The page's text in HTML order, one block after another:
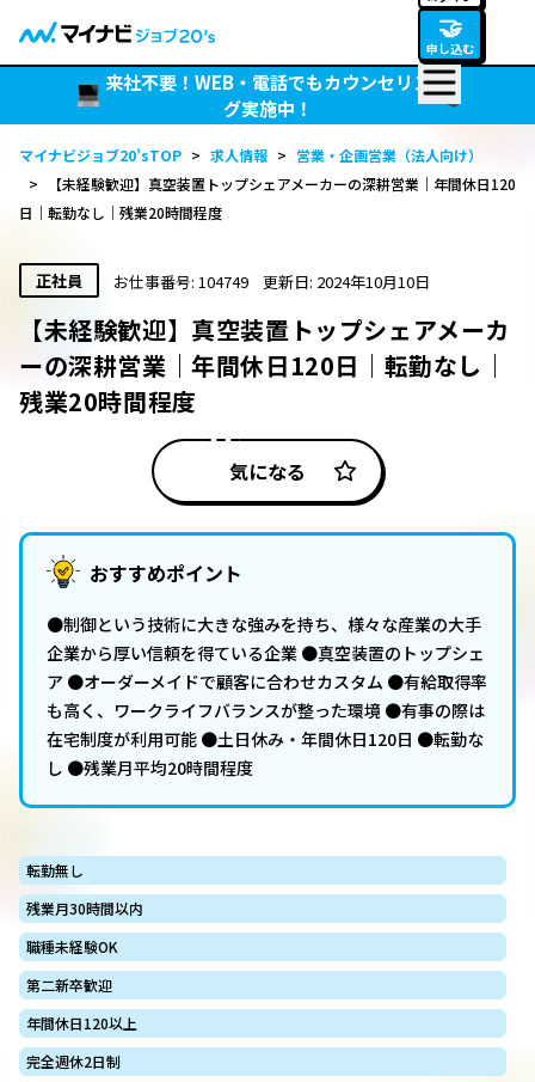
🤝
申し込む
来社不要！WEB・電話でもカウンセリン
グ実施中！
マイナビジョブ20’sTOP > 求人情報 > 営業・企画営業（法人向け）
>
【未経験歓迎】真空装置トップシェアメーカーの深耕営業｜年間休日120
日｜転勤なし｜残業20時間程度
正社員 お仕事番号: 104749 更新日: 2024年10月10日
【未経験歓迎】真空装置トップシェアメーカ
ーの深耕営業｜年間休日120日｜転勤なし｜
残業20時間程度
気になる
おすすめポイント
●制御という技術に大きな強みを持ち、様々な産業の大手
企業から厚い信頼を得ている企業 ●真空装置のトップシェ
ア ●オーダーメイドで顧客に合わせカスタム ●有給取得率
も高く、ワークライフバランスが整った環境 ●有事の際は
在宅制度が利用可能 ●土日休み・年間休日120日 ●転勤な
し ●残業月平均20時間程度
転勤無し
残業月30時間以内
職種未経験OK
第二新卒歓迎
年間休日120以上
完全週休2日制